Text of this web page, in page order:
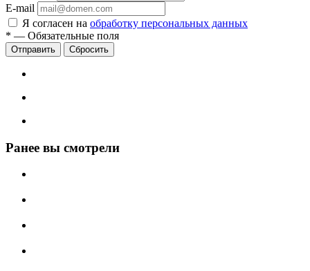
E-mail
Я согласен на обработку персональных данных
* — Обязательные поля
Сбросить
Ранее вы смотрели